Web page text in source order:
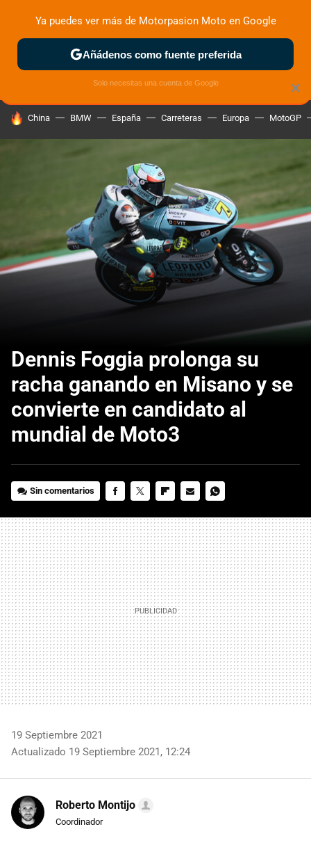
ZONA DE PRUEBAS DEPORTIVAS MOTOS ELÉCTRICAS
HOY SE HABLA DE
China BMW España Carreteras Europa MotoGP
Dennis Foggia prolonga su
racha ganando en Misano y se
convierte en candidato al
mundial de Moto3
Sin comentarios
MAIL
19 Septiembre 2021
Actualizado 19 Septiembre 2021, 12:24
Roberto Montijo
Coordinador
×
Ya puedes ver más de Motorpasion Moto en Google
Añádenos como fuente preferida
Solo necesitas una cuenta de Google